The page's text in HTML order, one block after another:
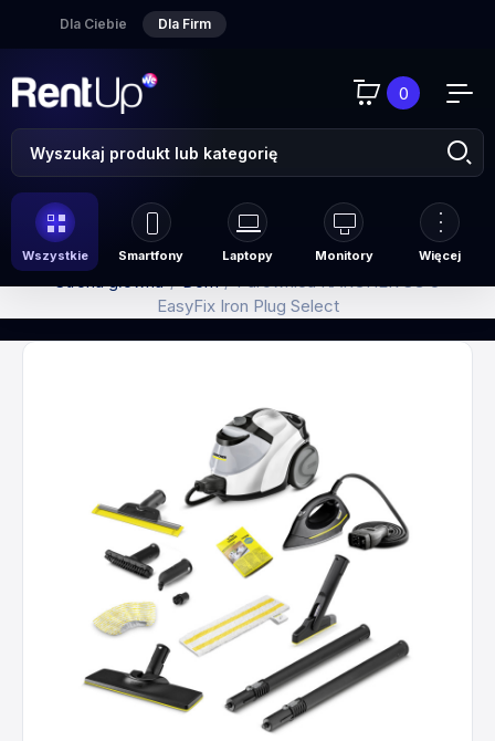
Dla Ciebie Dla Firm
0
Wszystkie Smartfony Laptopy Monitory Więcej
Strona główna Dom
Parownica KARCHER SC 5
EasyFix Iron Plug Select